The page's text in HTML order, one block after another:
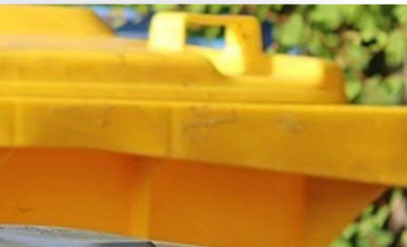
живейте и се наслаждавайте